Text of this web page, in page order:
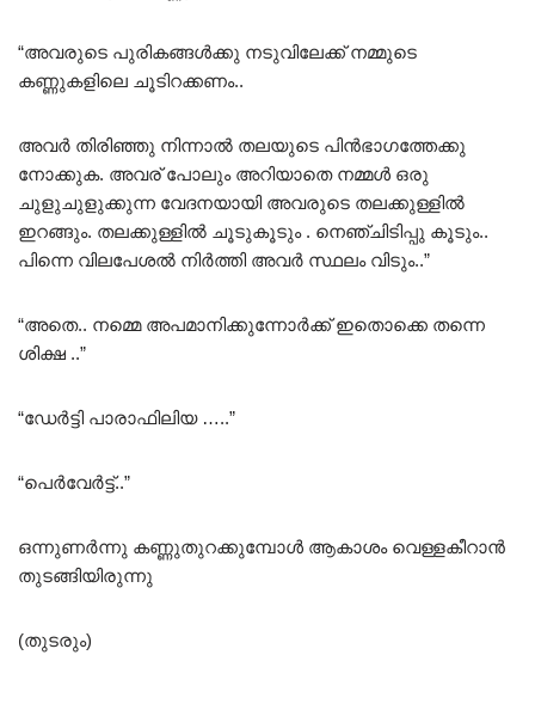
“അവരുടെ പുരികങ്ങൾക്കു നടുവിലേക്ക് നമ്മുടെ
കണ്ണുകളിലെ ചൂടിറക്കണം..
അവർ തിരിഞ്ഞു നിന്നാൽ തലയുടെ പിൻഭാഗത്തേക്കു
നോക്കുക. അവര് പോലും അറിയാതെ നമ്മൾ ഒരു
ചുളുചുളുക്കുന്ന വേദനയായി അവരുടെ തലക്കുള്ളിൽ
ഇറങ്ങും. തലക്കുള്ളിൽ ചൂടുകൂടും . നെഞ്ചിടിപ്പു കൂടും..
പിന്നെ വിലപേശൽ നിർത്തി അവർ സ്ഥലം വിടും..”
“അതെ.. നമ്മെ അപമാനിക്കുന്നോർക്ക് ഇതൊക്കെ തന്നെ
ശിക്ഷ ..”
“ഡേർട്ടി പാരാഫിലിയ …..”
“പെർവേർട്ട്..”
ഒന്നുണർന്നു കണ്ണുതുറക്കുമ്പോൾ ആകാശം വെള്ളകീറാൻ
തുടങ്ങിയിരുന്നു
(തുടരും)